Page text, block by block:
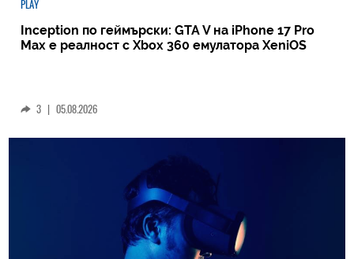
PLAY
Inception по геймърски: GTA V на iPhone 17 Pro
Max е реалност с Xbox 360 емулатора XeniOS
3 | 05.08.2026